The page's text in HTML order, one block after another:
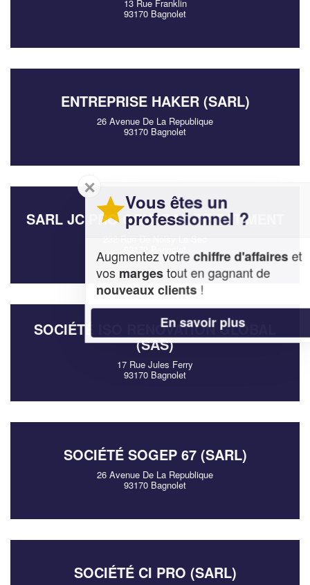
13 Rue Franklin
93170 Bagnolet
ENTREPRISE HAKER (SARL)
26 Avenue De La Republique
93170 Bagnolet
SARL JC PRO GENERAL DE BATIMENT
93170 Bagnolet
SOCIÉTÉ ISO RENOVATION GLOBAL
(SAS)
17 Rue Jules Ferry
93170 Bagnolet
SOCIÉTÉ SOGEP 67 (SARL)
26 Avenue De La Republique
93170 Bagnolet
SOCIÉTÉ CI PRO (SARL)
✕
Vous êtes un
professionnel ?
Augmentez votrechiffre d'affaireset
vosmargestout en gagnant de
nouveaux clients!
En savoir plus